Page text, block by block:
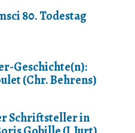
80. Todestag
Geschichte(n):
(Chr. Behrens)
Schriftsteller in